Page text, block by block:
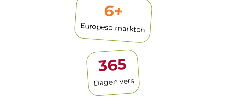
6+
Europese markten
365
Dagen vers